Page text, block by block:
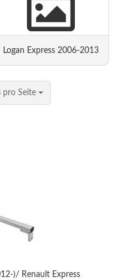
Logan Express 2006-2013
pro Seite
)/ Renault Express